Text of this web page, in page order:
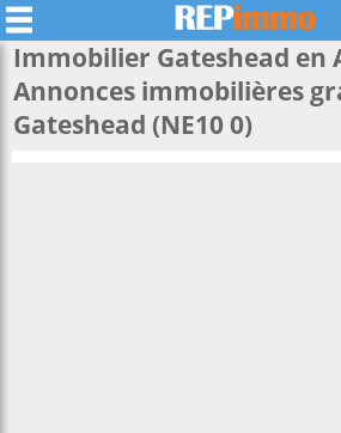
Immobilier Gateshead en
Annonces immobilières
Gateshead (NE10 0)